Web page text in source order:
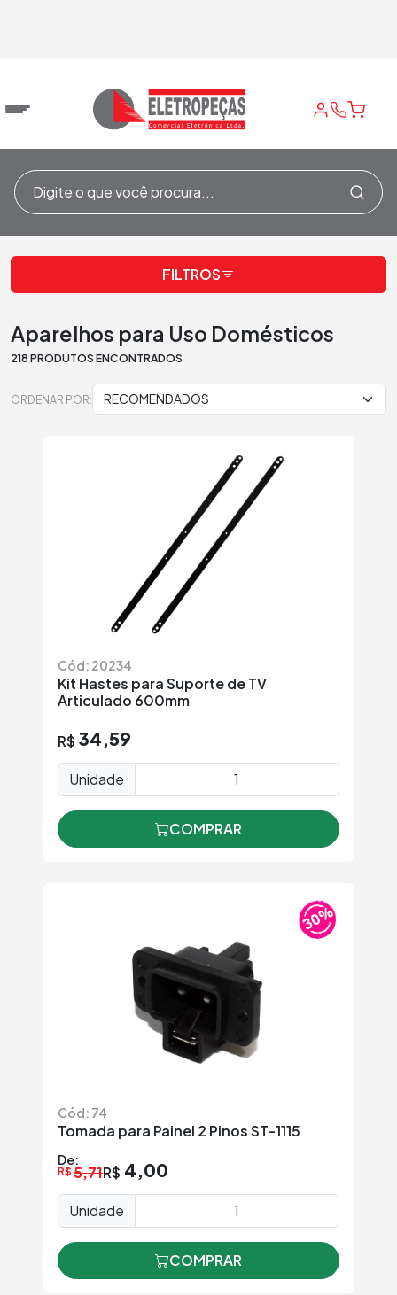
/ /
FILTROS
Aparelhos para Uso Domésticos
218 PRODUTOS ENCONTRADOS
ORDENAR POR:
Cód: 20234
Kit Hastes para Suporte de TV
Articulado 600mm
R$ 34,59
Unidade
COMPRAR
Cód: 74
Tomada para Painel 2 Pinos ST-1115
De:
R$ 5,71R$ 4,00
Unidade
COMPRAR